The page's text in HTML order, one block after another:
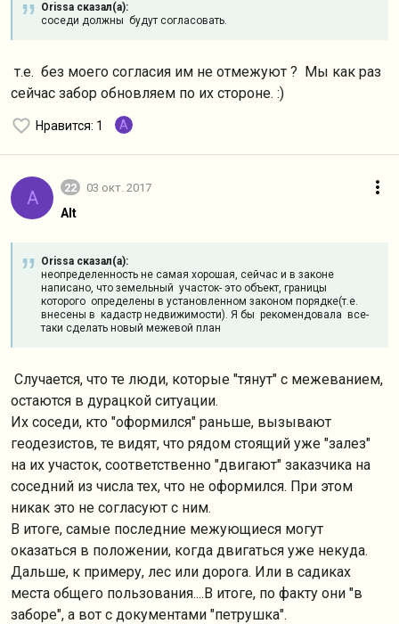
Orissa сказал(а):
соседи должны будут согласовать.
т.е. без моего согласия им не отмежуют ? Мы как раз
сейчас забор обновляем по их стороне. :)
Нравится: 1 A
A 22 03 окт. 2017
Alt
Orissa сказал(а):
неопределенность не самая хорошая, сейчас и в законе
написано, что земельный участок- это объект, границы
которого определены в установленном законом порядке(т.е.
внесены в кадастр недвижимости). Я бы рекомендовала все-
таки сделать новый межевой план
Случается, что те люди, которые "тянут" с межеванием,
остаются в дурацкой ситуации.
Их соседи, кто "оформился" раньше, вызывают
геодезистов, те видят, что рядом стоящий уже "залез"
на их участок, соответственно "двигают" заказчика на
соседний из числа тех, что не оформился. При этом
никак это не согласуют с ним.
В итоге, самые последние межующиеся могут
оказаться в положении, когда двигаться уже некуда.
Дальше, к примеру, лес или дорога. Или в садиках
места общего пользования....В итоге, по факту они "в
заборе", а вот с документами "петрушка".